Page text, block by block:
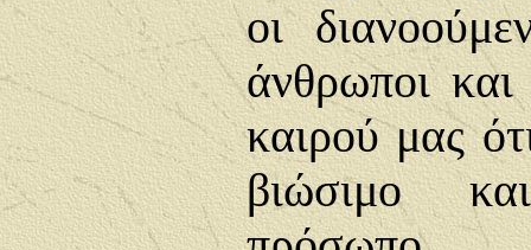
οι
άνθρωποι και
καιρού μας
βιώσιμο